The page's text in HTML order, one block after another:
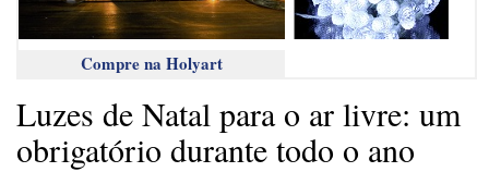
Compre na Holyart
Luzes de Natal para o ar livre: um
obrigatório durante todo o ano